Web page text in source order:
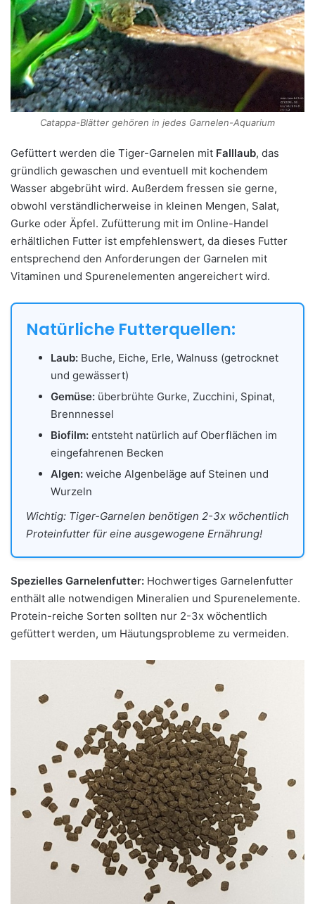
Catappa-Blätter gehören in jedes Garnelen-Aquarium
Gefüttert werden die Tiger-Garnelen mit Falllaub, das
gründlich gewaschen und eventuell mit kochendem
Wasser abgebrüht wird. Außerdem fressen sie gerne,
obwohl verständlicherweise in kleinen Mengen, Salat,
Gurke oder Äpfel. Zufütterung mit im Online-Handel
erhältlichen Futter ist empfehlenswert, da dieses Futter
entsprechend den Anforderungen der Garnelen mit
Vitaminen und Spurenelementen angereichert wird.
Natürliche Futterquellen:
Laub: Buche, Eiche, Erle, Walnuss (getrocknet
und gewässert)
Gemüse: überbrühte Gurke, Zucchini, Spinat,
Brennnessel
Biofilm: entsteht natürlich auf Oberflächen im
eingefahrenen Becken
Algen: weiche Algenbeläge auf Steinen und
Wurzeln
Wichtig: Tiger-Garnelen benötigen 2-3x wöchentlich
Proteinfutter für eine ausgewogene Ernährung!
Spezielles Garnelenfutter: Hochwertiges Garnelenfutter
enthält alle notwendigen Mineralien und Spurenelemente.
Protein-reiche Sorten sollten nur 2-3x wöchentlich
gefüttert werden, um Häutungsprobleme zu vermeiden.